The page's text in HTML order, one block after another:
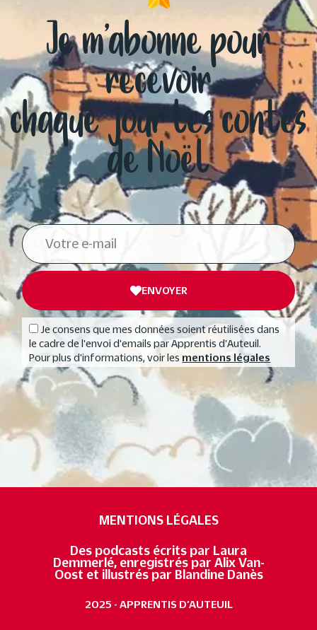
Je m’abonne pour
recevoir
chaque jour les contes
de Noël
Je consens que mes données soient réutilisées dans
le cadre de l'envoi d'emails par Apprentis d'Auteuil.
Pour plus d'informations, voir les mentions légales
ENVOYER
MENTIONS LÉGALES
Des podcasts écrits par Laura
Demmerlé, enregistrés par Alix Van-
Oost et illustrés par Blandine Danès
2025 - APPRENTIS D’AUTEUIL